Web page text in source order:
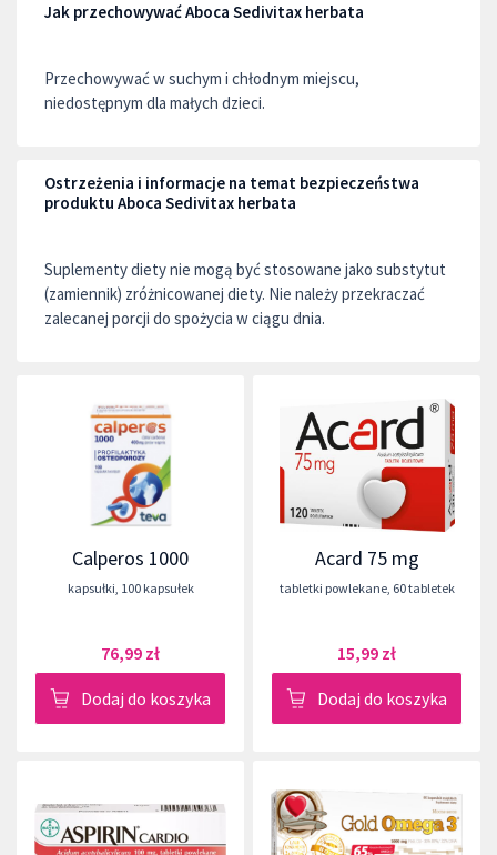
Jak przechowywać Aboca Sedivitax herbata
Przechowywać w suchym i chłodnym miejscu,
niedostępnym dla małych dzieci.
Ostrzeżenia i informacje na temat bezpieczeństwa
produktu Aboca Sedivitax herbata
Suplementy diety nie mogą być stosowane jako substytut
(zamiennik) zróżnicowanej diety. Nie należy przekraczać
zalecanej porcji do spożycia w ciągu dnia.
Calperos 1000
kapsułki, 100 kapsułek
76,99 zł
Dodaj do koszyka
Acard 75 mg
tabletki powlekane, 60 tabletek
15,99 zł
Dodaj do koszyka